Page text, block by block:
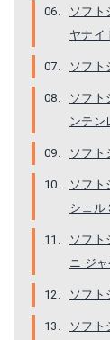
ソフト
ヤナイ
ソフト
ソフト
ンテン
ソフト
ソフト
シェル
ソフト
ニ ジャ
ソフト
ソフ
パタゴニア フーデ
Amazonで
Yahoo!ショ